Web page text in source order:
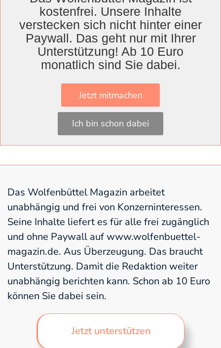
schließlich. Er wisse nicht, was er Frauen noch
antun müsse, damit sie endlich auf die Straße
gingen. Am Ende postuliert er, wir alle seien
irrelevant, weil wir das Zusammenspiel von
Handlung und Konsequenz nicht verstanden
Chance auf Bildung, machen wir aus jeder
Schule eine Musterschule. Dann funktioniert
das System“, fordert er unter dem großen
Beifall des Publikums am Schluss.
Das Wolfenbüttel Magazin arbeitet
unabhängig und frei von Konzerninteressen.
Seine Inhalte liefert es für alle frei zugänglich
und ohne Paywall auf www.wolfenbuettel-
magazin.de. Aus Überzeugung. Das braucht
Unterstützung. Damit die Redaktion weiter
unabhängig berichten kann. Schon ab 10 Euro
können Sie dabei sein.
Jetzt unterstützen
kostenfrei. Unsere Inhalte
verstecken sich nicht hinter einer
Paywall. Das geht nur mit Ihrer
Unterstützung! Ab 10 Euro
monatlich sind Sie dabei.
Jetzt mitmachen
Ich bin schon dabei